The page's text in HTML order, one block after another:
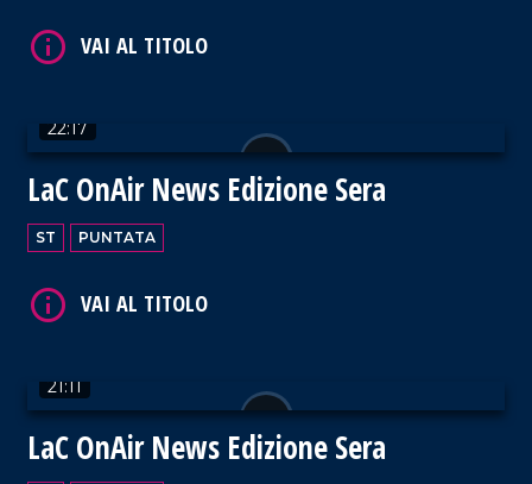
22:17
LaC OnAir News Edizione Sera
ST PUNTATA
21:11
LaC OnAir News Edizione Sera
VAI AL TITOLO